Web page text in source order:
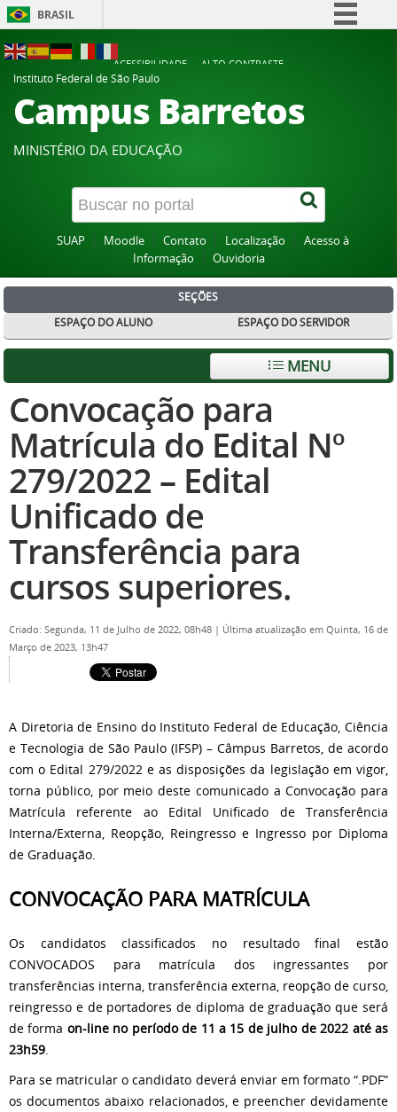
BRASIL
Participe
Acesso à informação
Canais
ACESSIBILIDADE
ALTO CONTRASTE
Instituto Federal de São Paulo
Campus Barretos
MINISTÉRIO DA EDUCAÇÃO
SUAP Moodle Contato Localização
Acesso à
Informação
Ouvidoria
SEÇÕES
ESPAÇO DO ALUNO
ESPAÇO DO SERVIDOR
MENU
Convocação para
Matrícula do Edital Nº
279/2022 – Edital
Unificado de
Transferência para
cursos superiores.
Criado: Segunda, 11 de Julho de 2022, 08h48 | Última atualização em Quinta, 16 de
Março de 2023, 13h47
A Diretoria de Ensino do Instituto Federal de Educação, Ciência
e Tecnologia de São Paulo (IFSP) – Câmpus Barretos, de acordo
com o Edital 279/2022 e as disposições da legislação em vigor,
torna público, por meio deste comunicado a Convocação para
Matrícula referente ao Edital Unificado de Transferência
Interna/Externa, Reopção, Reingresso e Ingresso por Diploma
de Graduação.
CONVOCAÇÃO PARA MATRÍCULA
Os candidatos classificados no resultado final estão
CONVOCADOS para matrícula dos ingressantes por
transferências interna, transferência externa, reopção de curso,
reingresso e de portadores de diploma de graduação que será
de forma on-line no período de 11 a 15 de julho de 2022 até as
23h59.
Para se matricular o candidato deverá enviar em formato “.PDF”
os documentos abaixo relacionados, e preencher devidamente